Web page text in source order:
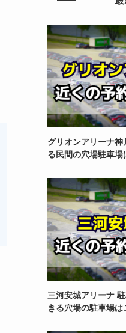
グリオンアリーナ
る民間の穴場駐車場
三河安城アリーナ
きる穴場の駐車場は